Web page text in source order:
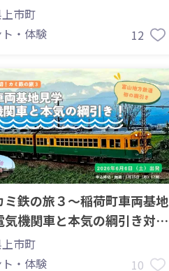
市町
・体験
12
ミ鉄の旅３〜稲荷町車両基地
気機関車と本気の綱引き対
市町
・体験
10